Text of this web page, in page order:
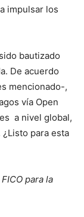
impulsar los
bautizado
De acuerdo
mencionado-,
vía Open
a nivel global,
para esta
para la